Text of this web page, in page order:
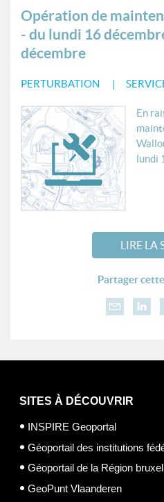
Opération de
- du lundi 16
décembre
PERTURBATION
En
lundi
LIRE LA
Partager
SITES À DÉCOUVRIR
INSPIRE Geoportal
Géoportail des institutions
Géoportail de la Région
GeoPunt Vlaanderen